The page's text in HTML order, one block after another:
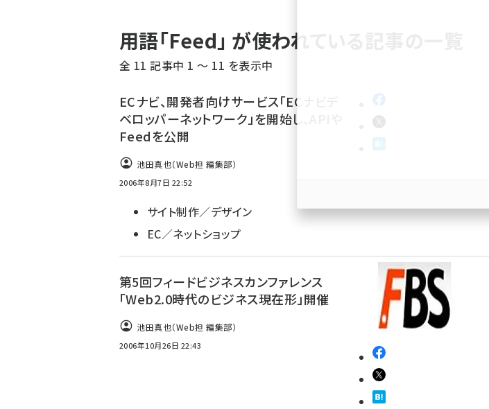
ン
く
ず
用語「Feed」 が使われている記事の一覧
全 11 記事中 1 ～ 11 を表示中
ECナビ、開発者向けサービス「ECナビデ
ベロッパーネットワーク」を開始し、APIや
Feedを公開
池田真也（Web担 編集部）
2006年8月7日 22:52
サイト制作／デザイン
EC／ネットショップ
第5回フィードビジネスカンファレンス
「Web2.0時代のビジネス現在形」開催
池田真也（Web担 編集部）
2006年10月26日 22:43